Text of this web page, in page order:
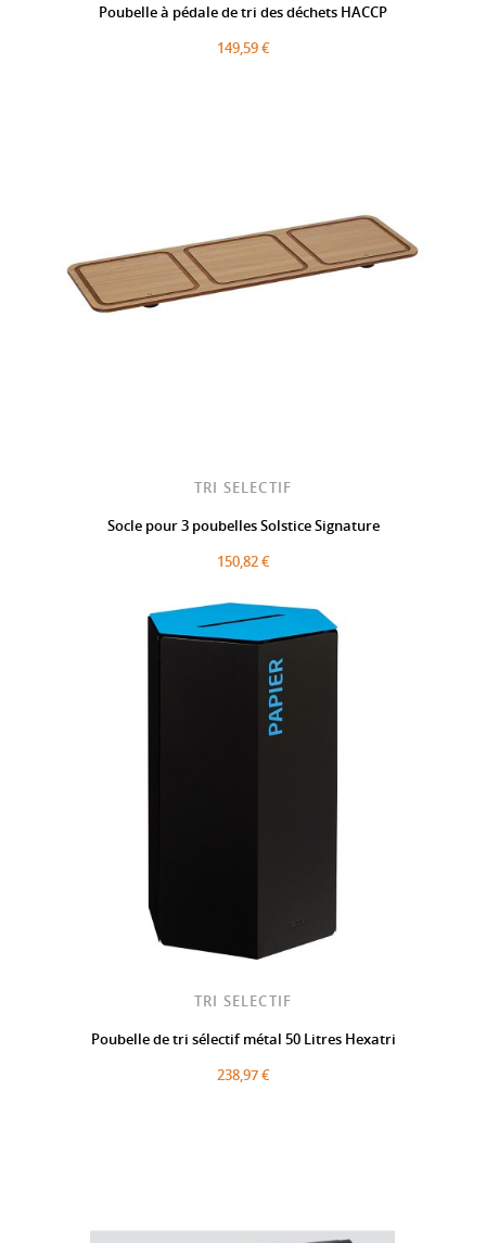
Poubelle à pédale de tri des déchets HACCP
149,59 €
TRI SELECTIF
Socle pour 3 poubelles Solstice Signature
150,82 €
TRI SELECTIF
Poubelle de tri sélectif métal 50 Litres Hexatri
238,97 €